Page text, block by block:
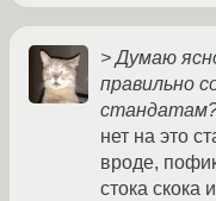
> Думаю
правильно
нет на это
вроде,
стока скока